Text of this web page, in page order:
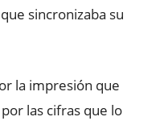
sincronizaba su
la impresión que
las cifras que lo